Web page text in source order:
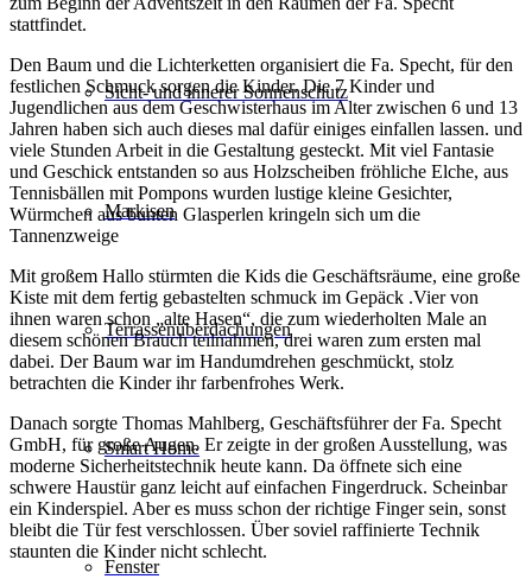
Sicht- und innerer Sonnenschutz
Markisen
Terrassen­überdachungen
Smart Home
Fenster
stattfindet.
Den Baum und die Lichterketten organisiert die Fa. Specht, für den
festlichen Schmuck sorgen die Kinder. Die 7 Kinder und
Jugendlichen aus dem Geschwisterhaus im Alter zwischen 6 und 13
Jahren haben sich auch dieses mal dafür einiges einfallen lassen. und
viele Stunden Arbeit in die Gestaltung gesteckt. Mit viel Fantasie
und Geschick entstanden so aus Holzscheiben fröhliche Elche, aus
Tennisbällen mit Pompons wurden lustige kleine Gesichter,
Würmchen aus bunten Glasperlen kringeln sich um die
Tannenzweige
Mit großem Hallo stürmten die Kids die Geschäftsräume, eine große
Kiste mit dem fertig gebastelten schmuck im Gepäck .Vier von
ihnen waren schon „alte Hasen“, die zum wiederholten Male an
diesem schönen Brauch teilnahmen, drei waren zum ersten mal
dabei. Der Baum war im Handumdrehen geschmückt, stolz
betrachten die Kinder ihr farbenfrohes Werk.
Danach sorgte Thomas Mahlberg, Geschäftsführer der Fa. Specht
GmbH, für große Augen. Er zeigte in der großen Ausstellung, was
moderne Sicherheitstechnik heute kann. Da öffnete sich eine
schwere Haustür ganz leicht auf einfachen Fingerdruck. Scheinbar
ein Kinderspiel. Aber es muss schon der richtige Finger sein, sonst
bleibt die Tür fest verschlossen. Über soviel raffinierte Technik
staunten die Kinder nicht schlecht.